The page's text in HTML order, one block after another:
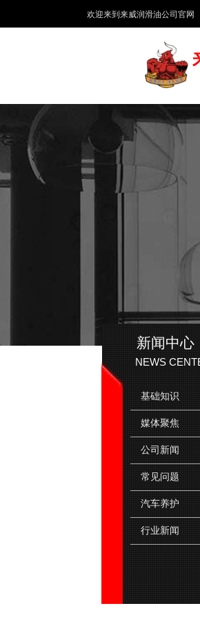
​欢迎来到来威润滑油公司官网
新闻中心
NEWS
基础知识
媒体聚焦
公司新闻
常见问题
汽车养护
行业新闻